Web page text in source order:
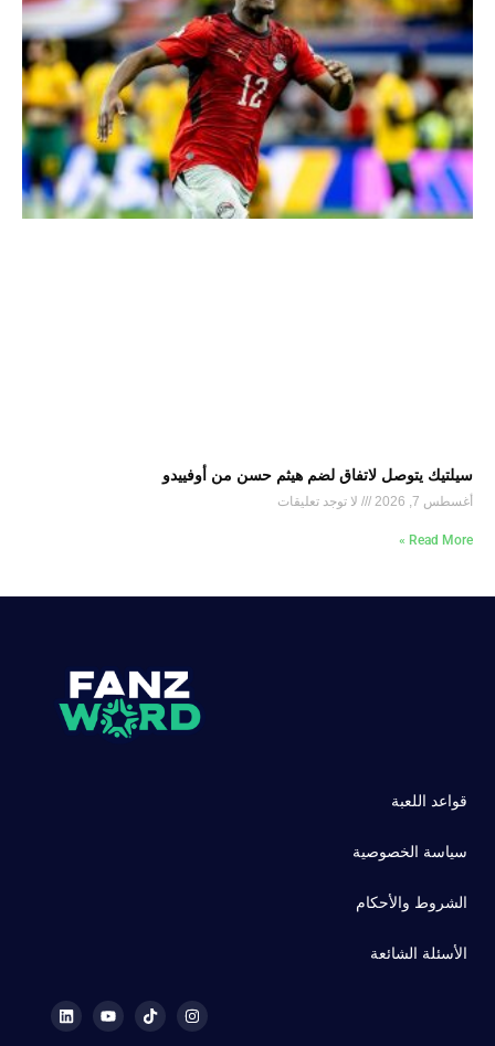
سيلتيك يتوصل لاتفاق لضم هيثم حسن من أوفييدو
أغسطس 7, 2026 لا توجد تعليقات
Read More »
قواعد اللعبة
سياسة الخصوصية
الشروط والأحكام
الأسئلة الشائعة